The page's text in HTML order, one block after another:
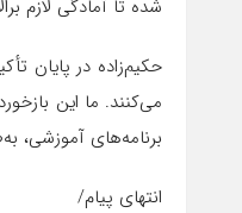
شده تا آمادگی لازم
حکیم‌زاده در پایان
می‌کنند. ما این
برنامه‌های آموزشی،
انتهای پیام/